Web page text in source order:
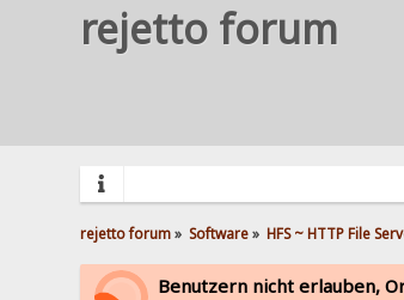
rejetto forum
rejetto forum» Software» HFS ~ HTTP File
Benutzern nicht erlauben,